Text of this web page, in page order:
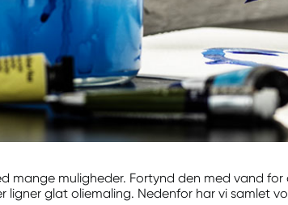
mange muligheder. Fortynd den med vand
ligner glat oliemaling. Nedenfor har vi samlet